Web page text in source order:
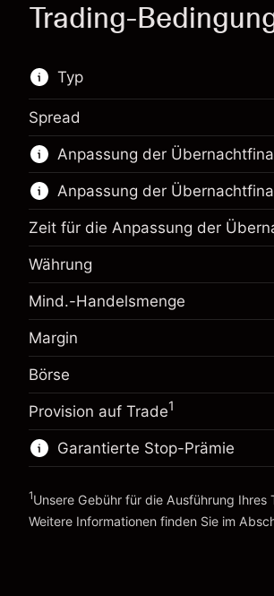
Trading-
Typ
Dieses Finanzinstrument
über CFDs und Knock-outs
Erfahren Sie mehr über:
CFDs
Knock-outs
Spread
Anpassung der
Margin. Ihre Investition
Übernachtfinanzierung
Gebühren aus fremdfinanzierten
Positionsgröße mit
Zur Plattform
Anpassung der
Anpassung der
Übernachtfinanzierung
Gebühren aus fremdfinanzierten
Geld aus Hebelwirkung ~
Zeit für die Anpassung der
Währung
Mind.-Handelsmenge
Margin
Börse
Provision auf Trade1
Garantierte Stop-Prämie
1Unsere Gebühr für die Ausführung
Weitere Informationen finden Sie im